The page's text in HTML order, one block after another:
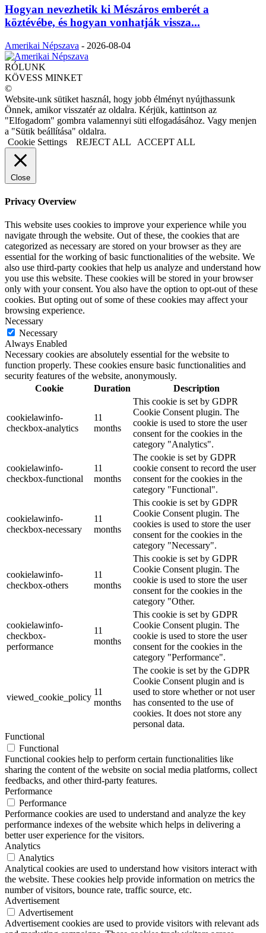
Hogyan nevezhetik ki Mészáros emberét a
köztévébe, és hogyan vonhatják vissza...
Amerikai Népszava - 2026-08-04
RÓLUNK
KÖVESS MINKET
©
Website-unk sütiket használ, hogy jobb élményt nyújthassunk
Önnek, amikor visszatér az oldalra. Kérjük, kattintson az
"Elfogadom" gombra valamennyi süti elfogadásához. Vagy menjen
a "Sütik beállítása" oldalra.
Cookie Settings
REJECT ALL ACCEPT ALL
Close
Privacy Overview
This website uses cookies to improve your experience while you
navigate through the website. Out of these, the cookies that are
categorized as necessary are stored on your browser as they are
essential for the working of basic functionalities of the website. We
also use third-party cookies that help us analyze and understand how
you use this website. These cookies will be stored in your browser
only with your consent. You also have the option to opt-out of these
cookies. But opting out of some of these cookies may affect your
browsing experience.
Necessary
Necessary
Always Enabled
Necessary cookies are absolutely essential for the website to
function properly. These cookies ensure basic functionalities and
security features of the website, anonymously.
Cookie
Duration Description
cookielawinfo-
checkbox-analytics
11
months
This cookie is set by GDPR
Cookie Consent plugin. The
cookie is used to store the user
consent for the cookies in the
category "Analytics".
cookielawinfo-
checkbox-functional
11
months
The cookie is set by GDPR
cookie consent to record the user
consent for the cookies in the
category "Functional".
cookielawinfo-
checkbox-necessary
11
months
This cookie is set by GDPR
Cookie Consent plugin. The
cookies is used to store the user
consent for the cookies in the
category "Necessary".
cookielawinfo-
checkbox-others
11
months
This cookie is set by GDPR
Cookie Consent plugin. The
cookie is used to store the user
consent for the cookies in the
category "Other.
cookielawinfo-
checkbox-
performance
11
months
This cookie is set by GDPR
Cookie Consent plugin. The
cookie is used to store the user
consent for the cookies in the
category "Performance".
viewed_cookie_policy
11
months
The cookie is set by the GDPR
Cookie Consent plugin and is
used to store whether or not user
has consented to the use of
cookies. It does not store any
personal data.
Functional
Functional
Functional cookies help to perform certain functionalities like
sharing the content of the website on social media platforms, collect
feedbacks, and other third-party features.
Performance
Performance
Performance cookies are used to understand and analyze the key
performance indexes of the website which helps in delivering a
better user experience for the visitors.
Analytics
Analytics
Analytical cookies are used to understand how visitors interact with
the website. These cookies help provide information on metrics the
number of visitors, bounce rate, traffic source, etc.
Advertisement
Advertisement
Advertisement cookies are used to provide visitors with relevant ads